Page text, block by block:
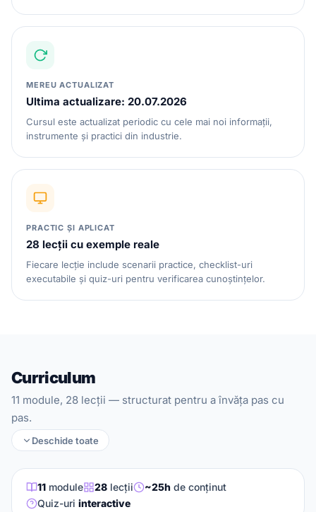
MEREU ACTUALIZAT
Ultima actualizare: 20.07.2026
Cursul este actualizat periodic cu cele mai noi informații,
instrumente și practici din industrie.
PRACTIC ȘI APLICAT
28 lecții cu exemple reale
Fiecare lecție include scenarii practice, checklist-uri
executabile și quiz-uri pentru verificarea cunoștințelor.
Curriculum
11 module, 28 lecții — structurat pentru a învăța pas cu
pas.
Deschide toate
11 module 28 lecții ~25h de conținut
Quiz-uri interactive